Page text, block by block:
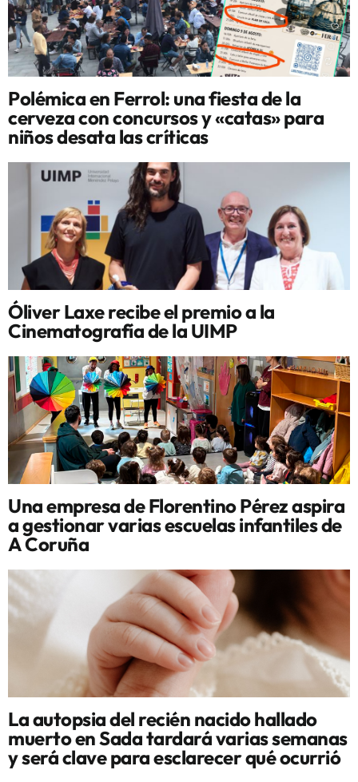
Polémica en Ferrol: una fiesta de la
cerveza con concursos y «catas» para
niños desata las críticas
Óliver Laxe recibe el premio a la
Cinematografía de la UIMP
Una empresa de Florentino Pérez aspira
a gestionar varias escuelas infantiles de
A Coruña
La autopsia del recién nacido hallado
muerto en Sada tardará varias semanas
y será clave para esclarecer qué ocurrió